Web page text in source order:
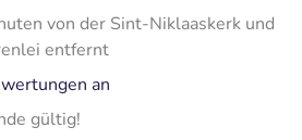
von der Sint-Niklaaskerk und
entfernt
an
gültig!